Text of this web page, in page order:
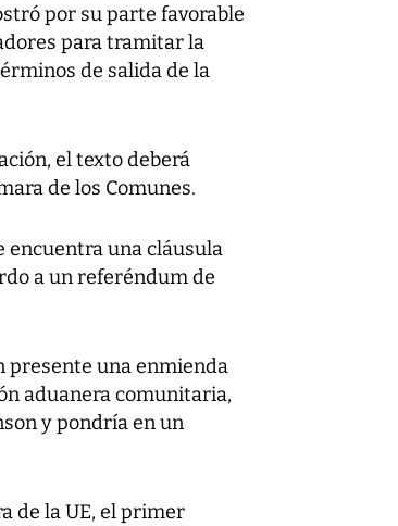
por su parte favorable
para tramitar la
de salida de la
el texto deberá
de los Comunes.
encuentra una cláusula
a un referéndum de
presente una enmienda
aduanera comunitaria,
y pondría en un
de la UE, el primer